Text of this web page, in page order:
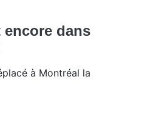
encore dans
à Montréal la